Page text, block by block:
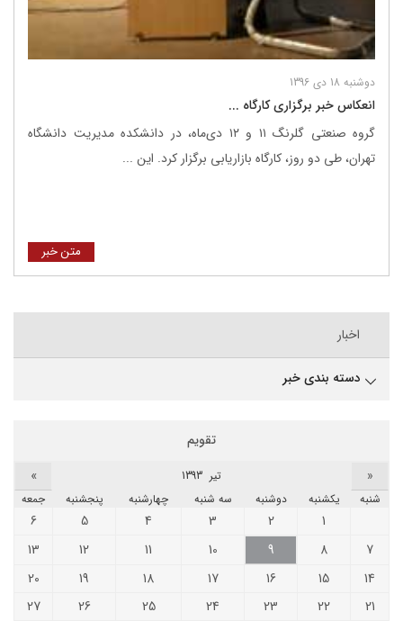
دوشنبه 18 دی 1396
انعکاس خبر برگزاری کارگاه ...
گروه صنعتی گلرنگ ۱۱ و ۱۲ دی‌ماه، در دانشکده مدیریت دانشگاه
تهران، طی دو روز، کارگاه بازاریابی برگزار کرد. این ...
متن خبر
اخبار
دسته بندی خبر
تقویم
»
تير 1393 «
جمعه پنجشنبه چهارشنبه سه شنبه دوشنبه يکشنبه شنبه
6 5 4 3 2
1
13
12 11 10 9 8
7
20
19 18 17 16 15
14
27
26 25 24 23 22 21